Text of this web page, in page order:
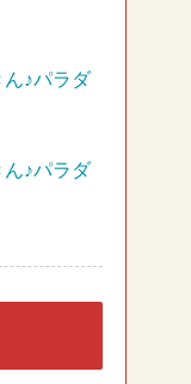
♪パラダ
♪パラダ